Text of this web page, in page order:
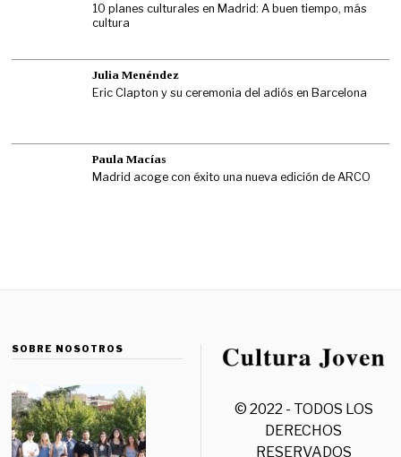
10 planes culturales en Madrid: A buen tiempo, más
cultura
Julia Menéndez
Eric Clapton y su ceremonia del adiós en Barcelona
Paula Macías
Madrid acoge con éxito una nueva edición de ARCO
SOBRE NOSOTROS
© 2022 - TODOS LOS
DERECHOS
RESERVADOS